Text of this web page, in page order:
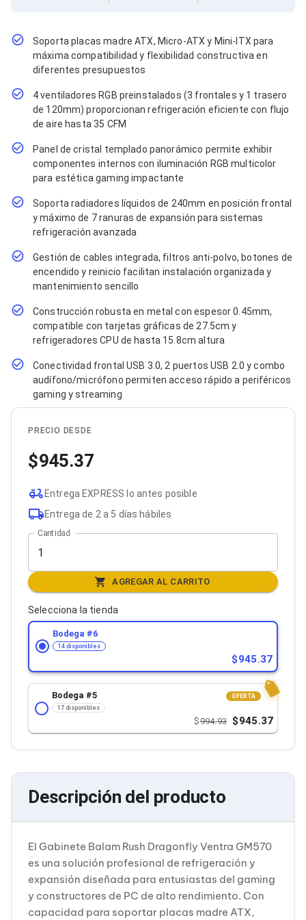
Jacks de Red
Conectores
Tapas y Cajas
Pinzas Ponchadoras
Probadores de Cable
Cortadoras de Cable
Protectores para Cables
Cables para Impresoras
Bobinas
Cableado Estructurado
Sujetadores de Cables
Cinchos
Adaptadores
Adaptadores PC
Adaptadores PC USB
Adaptadores PC Serial
Adaptadores PC SATA
Adaptadores PC IDE
Adaptadores PC Teclado
Bluetooth
Adaptadores Video
Adaptadores Video DisplayPort
Divisores de Video
Adaptadores Video HDMI
Extensores y Receptores de Vídeo
Adaptadores Video DVI
Adaptadores Video VGA / HD15
Repetidores USB
Adaptadores Audio AUX
Adaptadores Audio USB
Mouse
Mousepads
Teclados
Teclados Numéricos
Controles de Juego para PC
Accesorios para Servidores
Racks y Gabinetes
Charolas para Racks y Gabinetes
Cableado Estructurado para Servidores
Cables KVM
Fuentes de Poder
Soportes y Paneles
Sistemas Operativos para Servidores
Servidores
Soportes de Datos
Ultrium
Accesorios para Discos Duros
Discos Duros Externos
Discos Duros para NAS
Discos Duros para Videovigilancia
Discos Duros para Servidores
Gabinetes para SSD
Almacenamiento MSA
Discos Duros Internos para PC
Discos Duros Internos para Laptop
Monitores
Soporta placas madre ATX, Micro-ATX y Mini-ITX para
máxima compatibilidad y flexibilidad constructiva en
diferentes presupuestos
4 ventiladores RGB preinstalados (3 frontales y 1 trasero
de 120mm) proporcionan refrigeración eficiente con flujo
de aire hasta 35 CFM
Panel de cristal templado panorámico permite exhibir
componentes internos con iluminación RGB multicolor
para estética gaming impactante
Soporta radiadores líquidos de 240mm en posición frontal
y máximo de 7 ranuras de expansión para sistemas
refrigeración avanzada
Gestión de cables integrada, filtros anti-polvo, botones de
encendido y reinicio facilitan instalación organizada y
mantenimiento sencillo
Construcción robusta en metal con espesor 0.45mm,
compatible con tarjetas gráficas de 27.5cm y
refrigeradores CPU de hasta 15.8cm altura
Conectividad frontal USB 3.0, 2 puertos USB 2.0 y combo
audífono/micrófono permiten acceso rápido a periféricos
gaming y streaming
PRECIO DESDE
945.37
Entrega EXPRESS lo antes posible
Entrega de 2 a 5 días hábiles
Cantidad
AGREGAR AL CARRITO
Selecciona la tienda
Bodega #6
14 disponibles
945.37
Bodega #5
17 disponibles
994.93 945.37
OFERTA
Descripción del producto
El Gabinete Balam Rush Dragonfly Ventra GM570
es una solución profesional de refrigeración y
expansión diseñada para entusiastas del gaming
y constructores de PC de alto rendimiento. Con
capacidad para soportar placas madre ATX,